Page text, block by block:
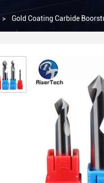
> Gold Coating Carbide